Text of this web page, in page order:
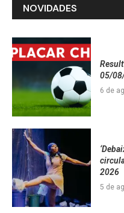
NOVIDADES
05/
6 de
2026
5 de